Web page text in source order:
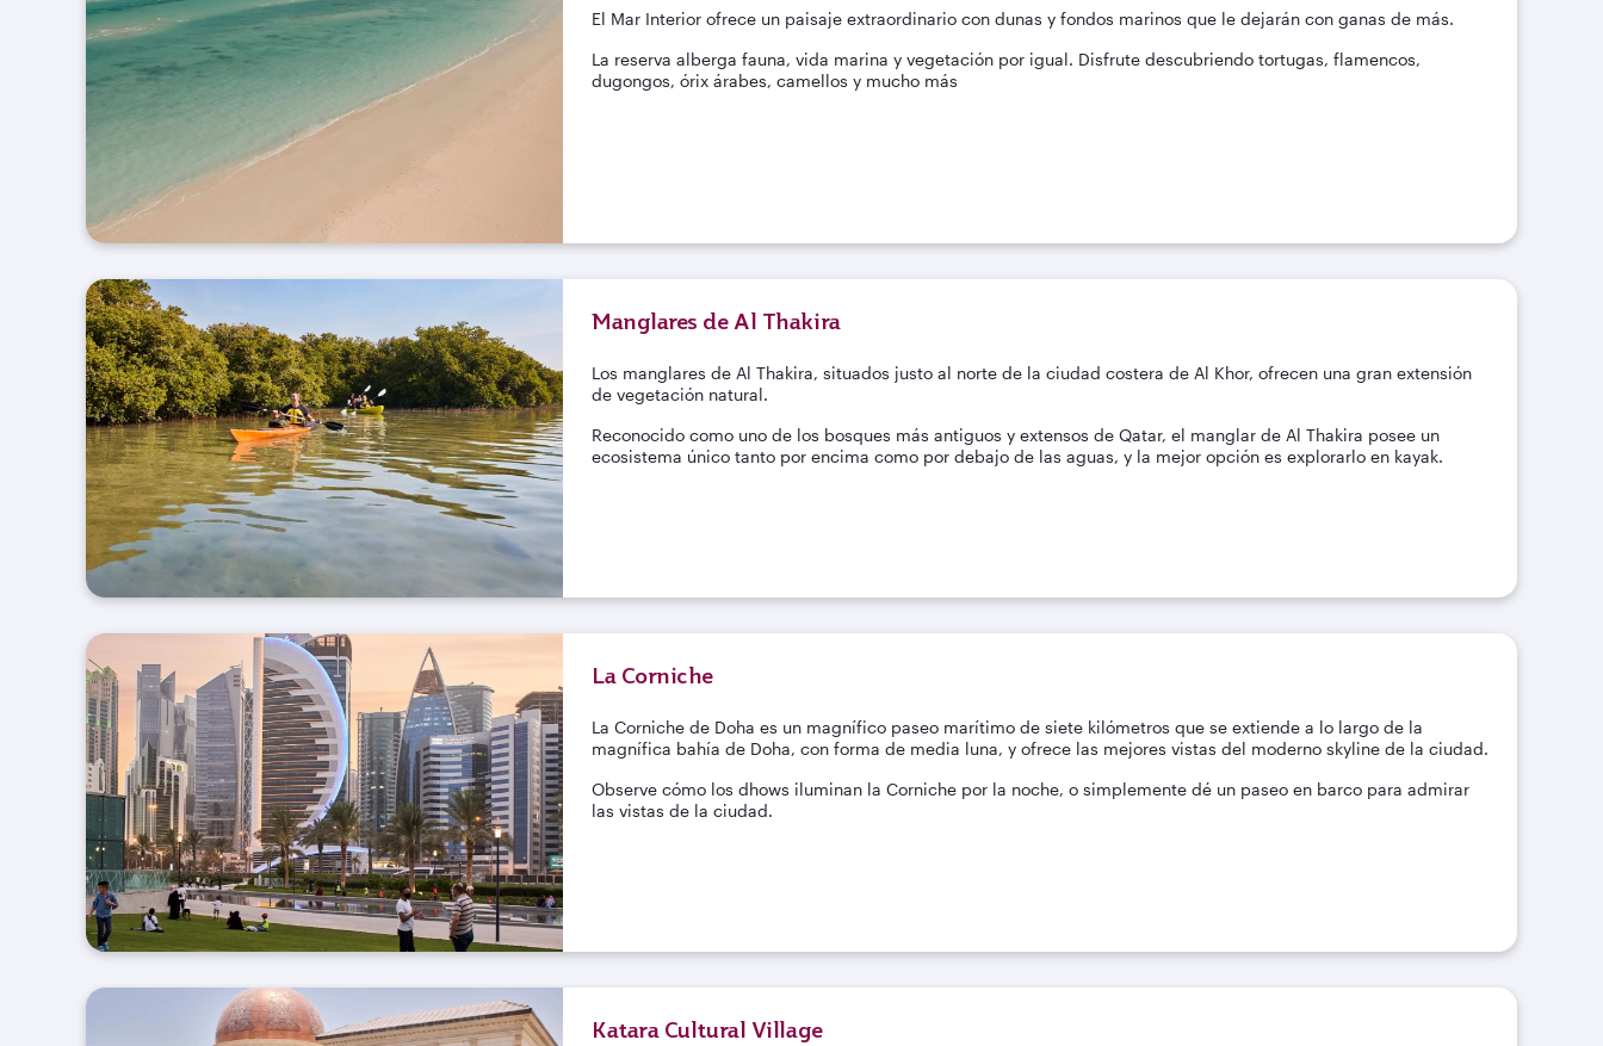
El Mar Interior ofrece un paisaje extraordinario con dunas y fondos marinos que le dejarán con ganas de más.
La reserva alberga fauna, vida marina y vegetación por igual. Disfrute descubriendo tortugas, flamencos,
dugongos, órix árabes, camellos y mucho más
Manglares de Al Thakira
Los manglares de Al Thakira, situados justo al norte de la ciudad costera de Al Khor, ofrecen una gran extensión
de vegetación natural.
Reconocido como uno de los bosques más antiguos y extensos de Qatar, el manglar de Al Thakira posee un
ecosistema único tanto por encima como por debajo de las aguas, y la mejor opción es explorarlo en kayak.
La Corniche
La Corniche de Doha es un magnífico paseo marítimo de siete kilómetros que se extiende a lo largo de la
magnífica bahía de Doha, con forma de media luna, y ofrece las mejores vistas del moderno skyline de la ciudad.
Observe cómo los dhows iluminan la Corniche por la noche, o simplemente dé un paseo en barco para admirar
las vistas de la ciudad.
Katara Cultural Village